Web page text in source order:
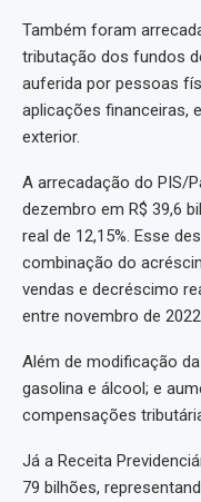
Também foram
tributação dos fundos
auferida por pessoas
aplicações financeiras,
exterior.
A arrecadação do PIS/
dezembro em R$ 39,6
real de 12,15%. Esse
combinação do
vendas e decréscimo
entre novembro de
Além de modificação
gasolina e álcool; e
compensações
Já a Receita
79 bilhões,